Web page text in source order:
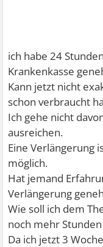
ich habe 24
Krankenkasse
Kann jetzt nicht
schon verbraucht
Ich gehe nicht
ausreichen.
Eine Verlängerung
möglich.
Hat jemand
Verlängerung
Wie soll ich dem
noch mehr
Da ich jetzt 3